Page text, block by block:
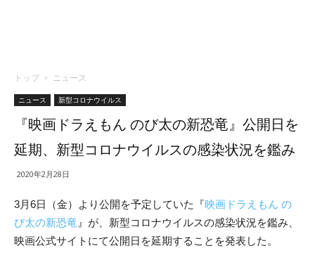
トップ ニュース
ニュース 新型コロナウイルス
『映画ドラえもん のび太の新恐竜』公開日を
延期、新型コロナウイルスの感染状況を鑑み
2020年2月28日
3月6日（金）より公開を予定していた『映画ドラえもん の
び太の新恐竜 』が、新型コロナウイルスの感染状況を鑑み、
映画公式サイトにて公開日を延期することを発表した。